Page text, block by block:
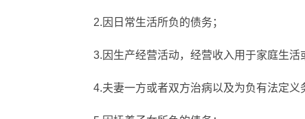
2.因日常生活所负的债务；
3.因生产经营活动，经营收入用于家庭生活
4.夫妻一方或者双方治病以及为负有法定义